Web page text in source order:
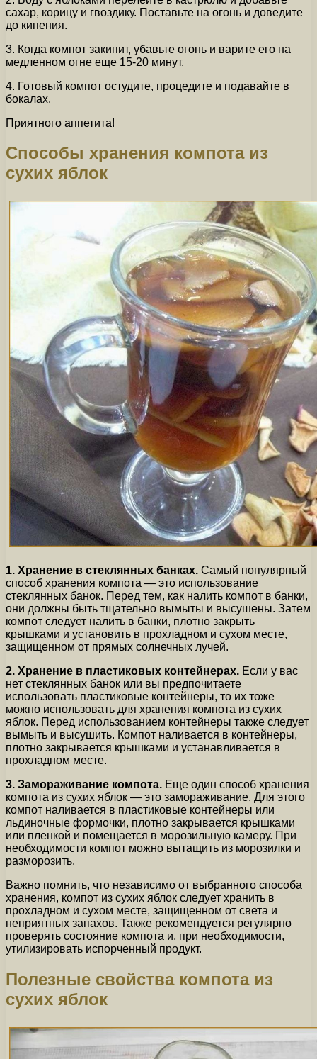
сахар, корицу и гвоздику. Поставьте на огонь и доведите
до кипения.
3. Когда компот закипит, убавьте огонь и варите его на
медленном огне еще 15-20 минут.
4. Готовый компот остудите, процедите и подавайте в
бокалах.
Приятного аппетита!
Способы хранения компота из
сухих яблок
1. Хранение в стеклянных банках. Самый популярный
способ хранения компота — это использование
стеклянных банок. Перед тем, как налить компот в банки,
они должны быть тщательно вымыты и высушены. Затем
компот следует налить в банки, плотно закрыть
крышками и установить в прохладном и сухом месте,
защищенном от прямых солнечных лучей.
2. Хранение в пластиковых контейнерах. Если у вас
нет стеклянных банок или вы предпочитаете
использовать пластиковые контейнеры, то их тоже
можно использовать для хранения компота из сухих
яблок. Перед использованием контейнеры также следует
вымыть и высушить. Компот наливается в контейнеры,
плотно закрывается крышками и устанавливается в
прохладном месте.
3. Замораживание компота. Еще один способ хранения
компота из сухих яблок — это замораживание. Для этого
компот наливается в пластиковые контейнеры или
льдиночные формочки, плотно закрывается крышками
или пленкой и помещается в морозильную камеру. При
необходимости компот можно вытащить из морозилки и
разморозить.
Важно помнить, что независимо от выбранного способа
хранения, компот из сухих яблок следует хранить в
прохладном и сухом месте, защищенном от света и
неприятных запахов. Также рекомендуется регулярно
проверять состояние компота и, при необходимости,
утилизировать испорченный продукт.
Полезные свойства компота из
сухих яблок